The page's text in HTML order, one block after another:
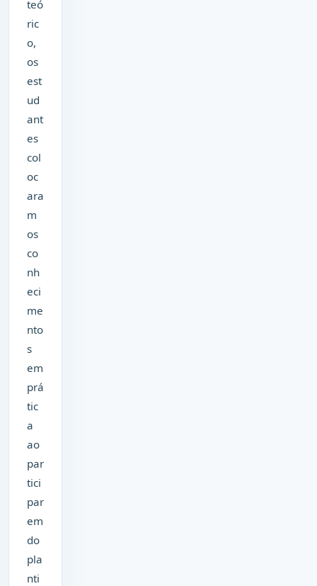
teó
ric
o,
os
est
ud
ant
es
col
oc
ara
m
os
co
nh
eci
me
nto
s
em
prá
tic
a
ao
par
tici
par
em
do
pla
nti